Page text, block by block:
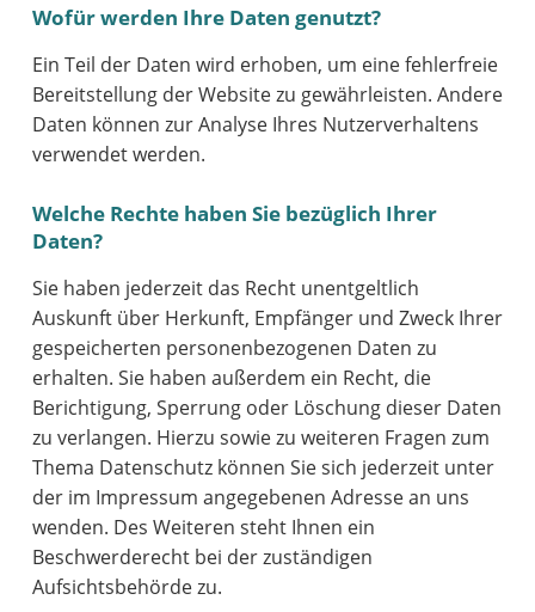
Wofür werden Ihre Daten genutzt?
Ein Teil der Daten wird erhoben, um eine fehlerfreie
Bereitstellung der Website zu gewährleisten. Andere
Daten können zur Analyse Ihres Nutzerverhaltens
verwendet werden.
Welche Rechte haben Sie bezüglich Ihrer
Daten?
Sie haben jederzeit das Recht unentgeltlich
Auskunft über Herkunft, Empfänger und Zweck Ihrer
gespeicherten personenbezogenen Daten zu
erhalten. Sie haben außerdem ein Recht, die
Berichtigung, Sperrung oder Löschung dieser Daten
zu verlangen. Hierzu sowie zu weiteren Fragen zum
Thema Datenschutz können Sie sich jederzeit unter
der im Impressum angegebenen Adresse an uns
wenden. Des Weiteren steht Ihnen ein
Beschwerderecht bei der zuständigen
Aufsichtsbehörde zu.